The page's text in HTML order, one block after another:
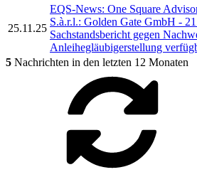
25.11.25
EQS-News: One Square
S.à.r.l.: Golden Gate GmbH -
Sachstandsbericht gegen
Anleihegläubigerstellung
5 Nachrichten in den letzten 12 Monaten